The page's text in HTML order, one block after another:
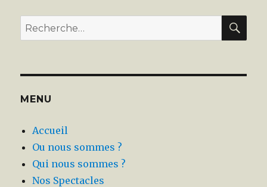
Recherche
pour
MENU
Accueil
Ou nous sommes ?
Qui nous sommes ?
Nos Spectacles